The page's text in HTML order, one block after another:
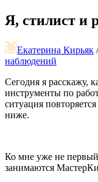
Я, стилист и
Екатерина Кирьяк /
наблюдений
Сегодня я расскажу,
инструменты по
ситуация
ниже.
Ко мне уже не первый
занимаются